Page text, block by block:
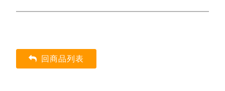
回商品列表